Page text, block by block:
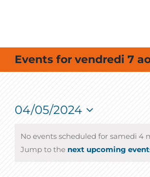
Events for vendredi 7
04/05/2024
Select
date.
No events scheduled for samedi 4
Jump to the next upcoming